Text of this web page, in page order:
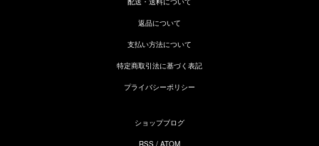
返品について
支払い方法について
特定商取引法に基づく表記
プライバシーポリシー
ショップブログ
RSS / ATOM